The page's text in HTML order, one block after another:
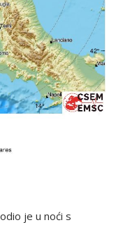
je u noći s